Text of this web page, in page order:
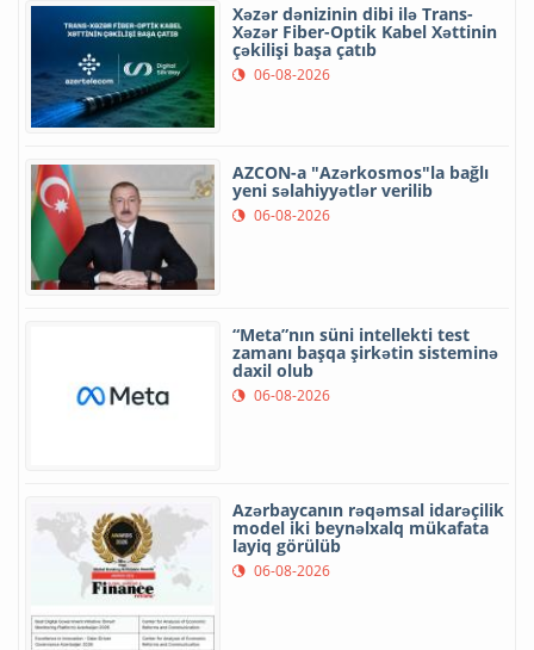
Xəzər dənizinin dibi ilə Trans-
Xəzər Fiber-Optik Kabel Xəttinin
çəkilişi başa çatıb
06-08-2026
AZCON-a "Azərkosmos"la bağlı
yeni səlahiyyətlər verilib
06-08-2026
“Meta”nın süni intellekti test
zamanı başqa şirkətin sisteminə
daxil olub
06-08-2026
Azərbaycanın rəqəmsal idarəçilik
model iki beynəlxalq mükafata
layiq görülüb
06-08-2026